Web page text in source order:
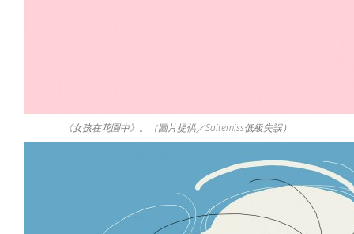
《女孩在花園中》。（圖片提供／Saitemiss低級失誤）